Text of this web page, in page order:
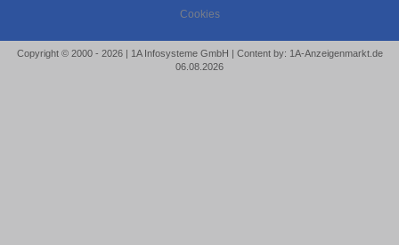
Cookies
Copyright © 2000 - 2026 | 1A Infosysteme GmbH | Content by: 1A-Anzeigenmarkt.de
06.08.2026